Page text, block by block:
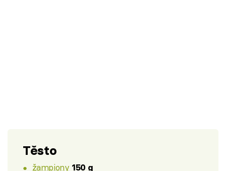
Těsto
žampiony 150 g